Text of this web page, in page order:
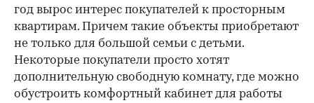
год вырос интерес покупателей к просторным
квартирам. Причем такие объекты приобретают
не только для большой семьи с детьми.
Некоторые покупатели просто хотят
дополнительную свободную комнату, где можно
обустроить комфортный кабинет для работы